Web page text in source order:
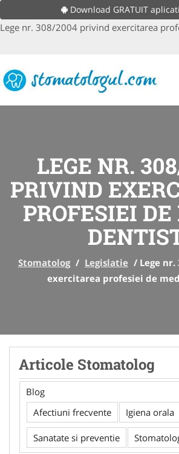
Download GRATUIT
Lege nr. 308/2004 privind exercitarea
LEGE NR.
PRIVIND
PROFESIEI
Stomatolog / Legislatie / Lege
exercitarea profesiei de
Articole Stomatolog
Blog
Afectiuni frecvente
Igiena orala
Sanatate si preventie